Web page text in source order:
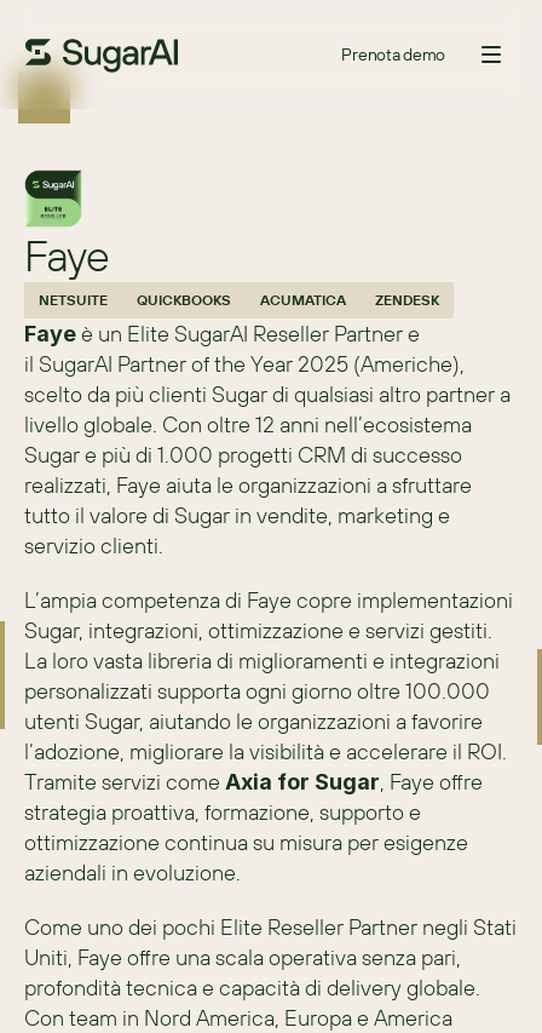
Prenota demo
Faye
NETSUITE QUICKBOOKS ACUMATICA ZENDESK
Faye è un Elite SugarAI Reseller Partner e
il SugarAI Partner of the Year 2025 (Americhe),
scelto da più clienti Sugar di qualsiasi altro partner a
livello globale. Con oltre 12 anni nell’ecosistema
Sugar e più di 1.000 progetti CRM di successo
realizzati, Faye aiuta le organizzazioni a sfruttare
tutto il valore di Sugar in vendite, marketing e
servizio clienti.
L’ampia competenza di Faye copre implementazioni
Sugar, integrazioni, ottimizzazione e servizi gestiti.
La loro vasta libreria di miglioramenti e integrazioni
personalizzati supporta ogni giorno oltre 100.000
utenti Sugar, aiutando le organizzazioni a favorire
l’adozione, migliorare la visibilità e accelerare il ROI.
Tramite servizi come Axia for Sugar, Faye offre
strategia proattiva, formazione, supporto e
ottimizzazione continua su misura per esigenze
aziendali in evoluzione.
Come uno dei pochi Elite Reseller Partner negli Stati
Uniti, Faye offre una scala operativa senza pari,
profondità tecnica e capacità di delivery globale.
Con team in Nord America, Europa e America